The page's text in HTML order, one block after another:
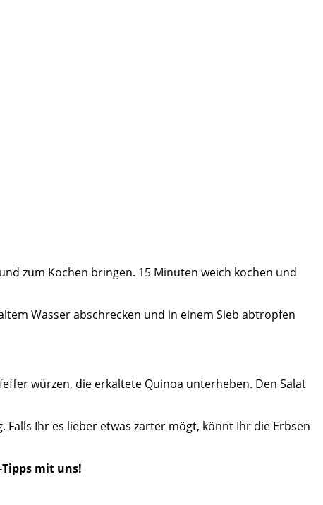
zum Kochen bringen. 15 Minuten weich kochen und
Wasser abschrecken und in einem Sieb abtropfen
würzen, die erkaltete Quinoa unterheben. Den Salat
Ihr es lieber etwas zarter mögt, könnt Ihr die Erbsen
mit uns!